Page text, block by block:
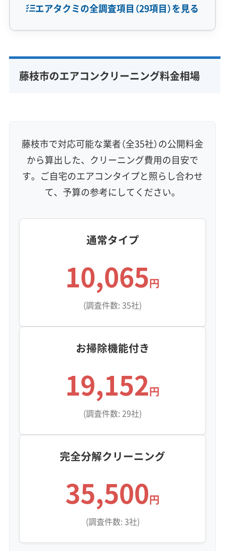
エアタクミの全調査項目（29項目）を見る
完全分解洗浄 部分クリーニング
実績10年以上
保証付き アフターフォロー
女性スタッフ在籍
エコ洗剤使用
ハウスダスト除去
利便性・サービス (12)
当日予約可能
即日対応可能 24時間対応
土日祝日対応
防カビ・抗菌 消臭処理
※項目にカーソルを合わせると詳細な説明が表示されます。
藤枝市のエアコンクリーニング料金相場
藤枝市で対応可能な業者（全35社）の公開料金
から算出した、クリーニング費用の目安で
す。ご自宅のエアコンタイプと照らし合わせ
て、予算の参考にしてください。
通常タイプ
10,065円
(調査件数: 35社)
お掃除機能付き
19,152円
(調査件数: 29社)
完全分解クリーニング
35,500円
(調査件数: 3社)